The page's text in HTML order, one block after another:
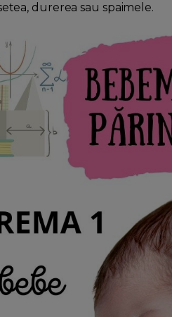
durerea sau spaimele.